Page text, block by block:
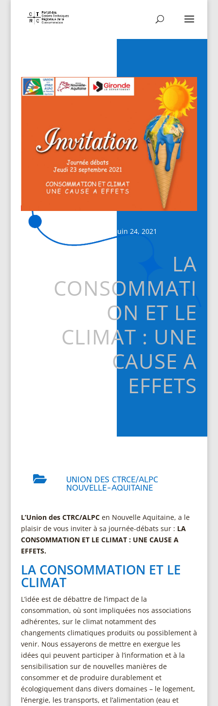
Date de publication : juin 24, 2021
LA
CONSOMMATI
ON ET LE
CLIMAT : UNE
CAUSE A
EFFETS

UNION DES CTRCE/ALPC
NOUVELLE-AQUITAINE
L’Union des CTRC/ALPC en Nouvelle Aquitaine, a le
plaisir de vous inviter à sa journée-débats sur : LA
CONSOMMATION ET LE CLIMAT : UNE CAUSE A
EFFETS.
LA CONSOMMATION ET LE
CLIMAT
L’idée est de débattre de l’impact de la
consommation, où sont impliquées nos associations
adhérentes, sur le climat notamment des
changements climatiques produits ou possiblement à
venir. Nous essayerons de mettre en exergue les
idées qui peuvent participer à l’information et à la
sensibilisation sur de nouvelles manières de
consommer et de produire durablement et
écologiquement dans divers domaines – le logement,
l’énergie, les transports, et l’alimentation (eau et